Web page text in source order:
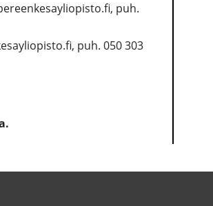
puh.
puh. 050 303